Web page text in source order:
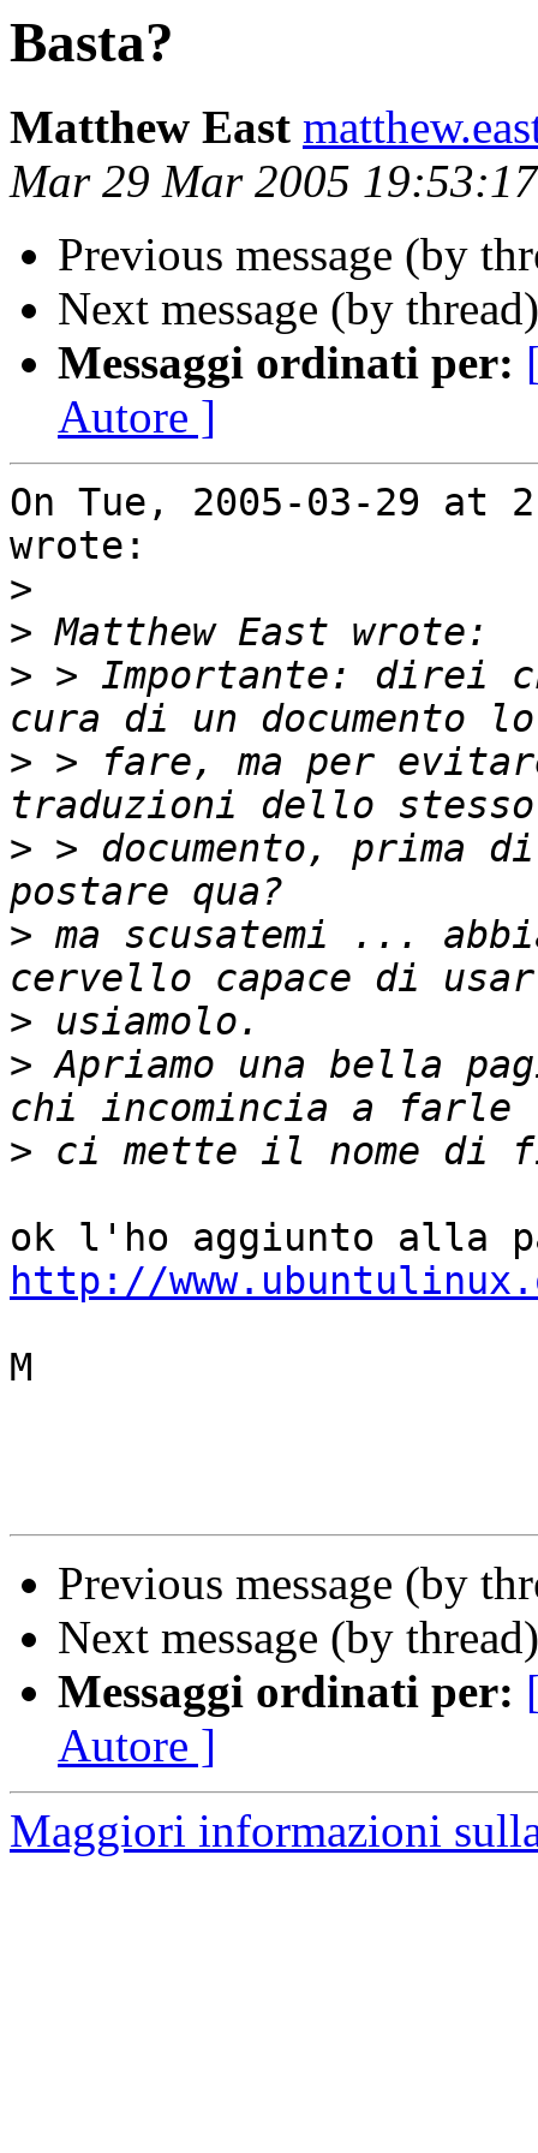
Basta?
Matthew East
Mar 29 Mar 2005
Previous message (by
Next message (by
Messaggi ordinati per:
Autore ]
On Tue, 2005-03-29 at
wrote:
>
>
> > Importante: direi
> > fare, ma per
> > documento, prima
> ma scusatemi ...
>
> Apriamo una bella
>
http://
M
Previous message (by
Next message (by
Messaggi ordinati per:
Autore ]
Maggiori informazioni